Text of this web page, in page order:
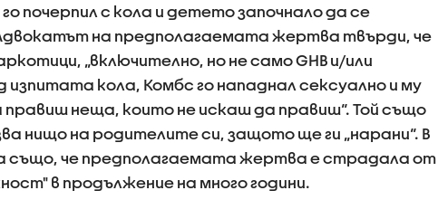
почерпил с кола и детето започнало да се
на предполагаемата жертва твърди, че
„включително, но не само GHB и/или
изпитата кола, Комбс го нападнал сексуално и му
правиш неща, които не искаш да правиш“. Той също
нищо на родителите си, защото ще ги „нарани“. В
също, че предполагаемата жертва е страдала от
в продължение на много години.